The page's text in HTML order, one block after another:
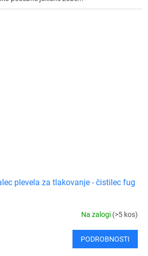
plevela za tlakovanje - čistilec fug
Na zalogi (>5 kos)
PODROBNOSTI